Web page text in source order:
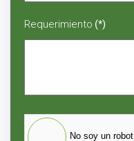
Requerimiento (*)
No soy un robot